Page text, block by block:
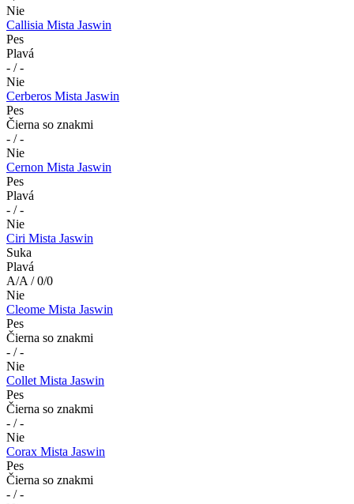
Nie
Callisia Mista Jaswin
Pes
Plavá
- / -
Nie
Cerberos Mista Jaswin
Pes
Čierna so znakmi
- / -
Nie
Cernon Mista Jaswin
Pes
Plavá
- / -
Nie
Ciri Mista Jaswin
Suka
Plavá
A/A / 0/0
Nie
Cleome Mista Jaswin
Pes
Čierna so znakmi
- / -
Nie
Collet Mista Jaswin
Pes
Čierna so znakmi
- / -
Nie
Corax Mista Jaswin
Pes
Čierna so znakmi
- / -